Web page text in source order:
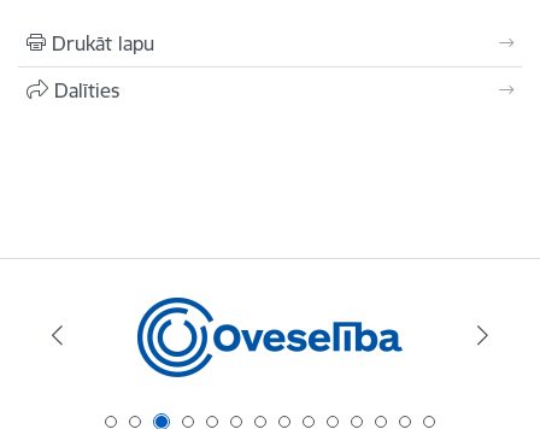
Drukāt lapu
Dalīties